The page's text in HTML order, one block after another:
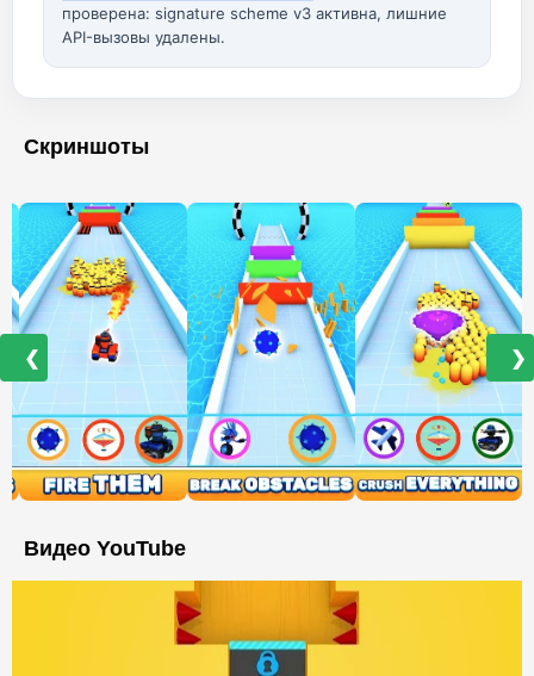
проверена: signature scheme v3 активна, лишние
API-вызовы удалены.
Скриншоты
❮ ❯
Видео YouTube